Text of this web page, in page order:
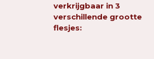
verkrijgbaar in 3
verschillende grootte
flesjes: